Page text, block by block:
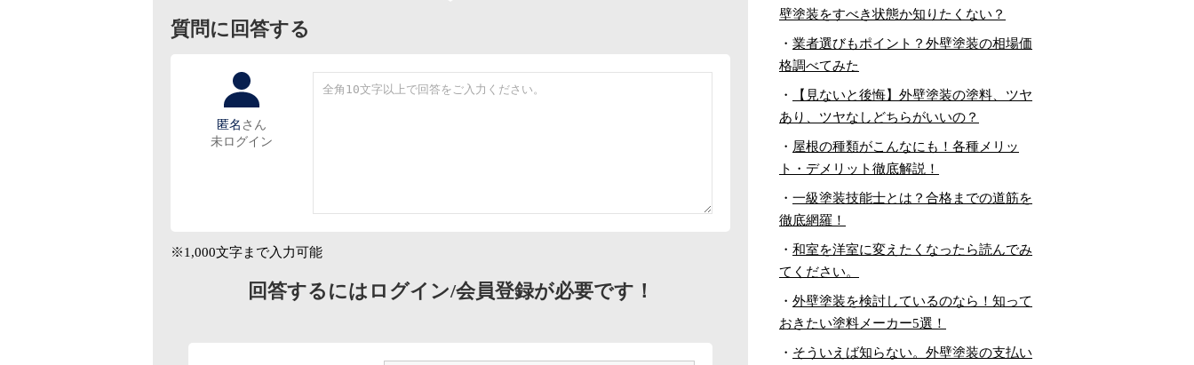
質問に回答する
匿名 さん
未ログイン
※1,000文字まで入力可能
回答するにはログイン/会員登録が必要です！
壁塗装をすべき状態か知りたくない？
・ 業者選びもポイント？外壁塗装の相場価
格調べてみた
・
【見ないと後悔】外壁塗装の塗料、ツヤ
あり、ツヤなしどちらがいいの？
・ 屋根の種類がこんなにも！各種メリッ
ト・デメリット徹底解説！
・ 一級塗装技能士とは？合格までの道筋を
徹底網羅！
・ 和室を洋室に変えたくなったら読んでみ
てください。
・ 外壁塗装を検討しているのなら！知って
おきたい塗料メーカー5選！
・ そういえば知らない。外壁塗装の支払い